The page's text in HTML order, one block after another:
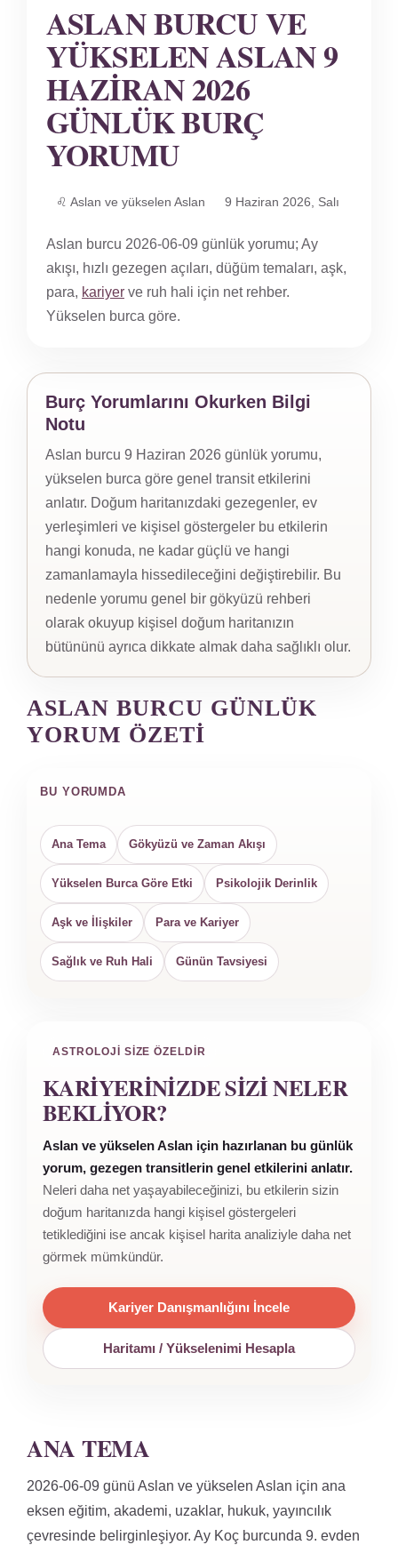
ASLAN BURCU VE
YÜKSELEN ASLAN 9
HAZIRAN 2026
GÜNLÜK BURÇ
YORUMU
♌ Aslan ve yükselen Aslan 9 Haziran 2026, Salı
Aslan burcu 2026-06-09 günlük yorumu; Ay
akışı, hızlı gezegen açıları, düğüm temaları, aşk,
para, kariyer ve ruh hali için net rehber.
Yükselen burca göre.
Burç Yorumlarını Okurken Bilgi
Notu
Aslan burcu 9 Haziran 2026 günlük yorumu,
yükselen burca göre genel transit etkilerini
anlatır. Doğum haritanızdaki gezegenler, ev
yerleşimleri ve kişisel göstergeler bu etkilerin
hangi konuda, ne kadar güçlü ve hangi
zamanlamayla hissedileceğini değiştirebilir. Bu
nedenle yorumu genel bir gökyüzü rehberi
olarak okuyup kişisel doğum haritanızın
bütününü ayrıca dikkate almak daha sağlıklı olur.
ASLAN BURCU GÜNLÜK
YORUM ÖZETI
BU YORUMDA
Ana Tema Gökyüzü ve Zaman Akışı
Yükselen Burca Göre Etki Psikolojik Derinlik
Aşk ve İlişkiler Para ve Kariyer
Sağlık ve Ruh Hali Günün Tavsiyesi
ASTROLOJI SIZE ÖZELDIR
KARIYERINIZDE SIZI NELER
BEKLIYOR?
Aslan ve yükselen Aslan için hazırlanan bu günlük
yorum, gezegen transitlerin genel etkilerini anlatır.
Neleri daha net yaşayabileceğinizi, bu etkilerin sizin
doğum haritanızda hangi kişisel göstergeleri
tetiklediğini ise ancak kişisel harita analiziyle daha net
görmek mümkündür.
Kariyer Danışmanlığını İncele
Haritamı / Yükselenimi Hesapla
ANA TEMA
2026-06-09 günü Aslan ve yükselen Aslan için ana
eksen eğitim, akademi, uzaklar, hukuk, yayıncılık
çevresinde belirginleşiyor. Ay Koç burcunda 9. evden